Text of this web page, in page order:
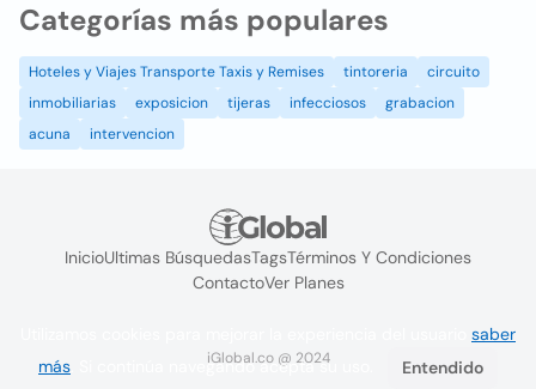
Categorías más populares
Hoteles y Viajes Transporte Taxis y Remises tintoreria
circuito
inmobiliarias
exposicion tijeras infecciosos
grabacion
acuna
intervencion
InicioUltimas BúsquedasTagsTérminos Y Condiciones
ContactoVer Planes
iGlobal.co @ 2024
saber
más . Si continúa navegando acepta su uso. Entendido